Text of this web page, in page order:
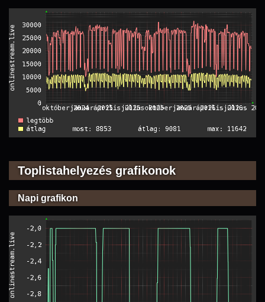
Toplistahelyezés grafikonok
Napi grafikon